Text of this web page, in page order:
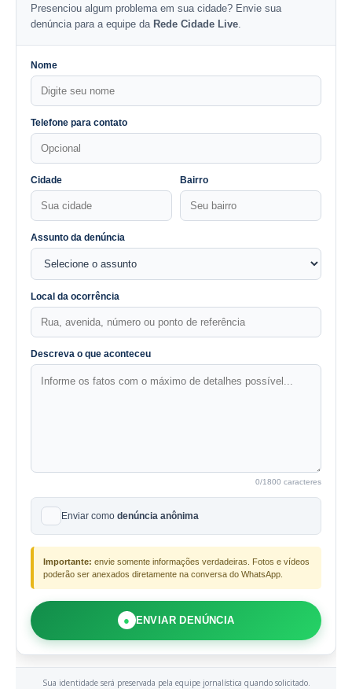
Presenciou algum problema em sua cidade? Envie sua
denúncia para a equipe da Rede Cidade Live
Nome
Telefone para contato
Cidade Bairro
Assunto da denúncia
Local da ocorrência
Descreva o que aconteceu
0/1800 caracteres
Enviar como denúncia anônima
Importante: envie somente informações verdadeiras. Fotos e vídeos
poderão ser anexados diretamente na conversa do WhatsApp.
● ENVIAR DENÚNCIA
Sua identidade será preservada pela equipe jornalística quando solicitado.